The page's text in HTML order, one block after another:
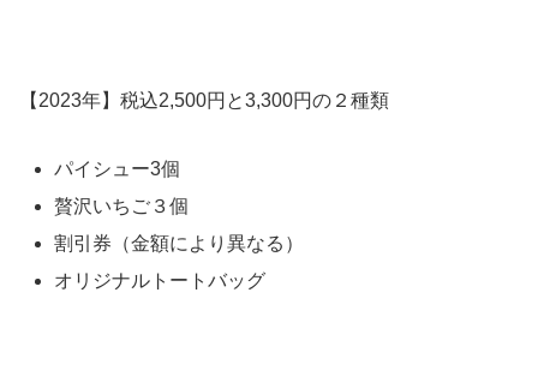
【2023年】税込2,500円と3,300円の２種類
パイシュー3個
贅沢いちご３個
割引券（金額により異なる）
オリジナルトートバッグ